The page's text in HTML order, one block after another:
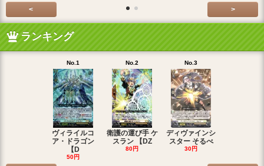
< >
ランキング
No.1
ヴィライルコ
ア・ドラゴン
【D
50円
No.2
衛護の運び手 ケ
スラン 【DZ
80円
No.3
ディヴァインシ
スター そるべ
30円